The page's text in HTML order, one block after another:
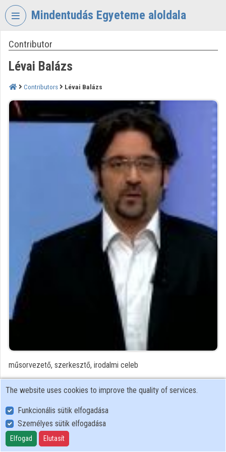
Skip header
Mindentudás Egyeteme aloldala
VIDEO
MINDENTUDÁS
EGYETEME
Organization home
Log In
Organization discovery
Contributors
Contributor
Lévai Balázs
Contributors Lévai Balázs
műsorvezető, szerkesztő, irodalmi celeb
Contributor's recordings
Profiles
User Policy
Adatkezelési tájékoztató (en)
The website uses cookies to improve the quality of services.
Funkcionális sütik elfogadása
Személyes sütik elfogadása
Elfogad Elutasít